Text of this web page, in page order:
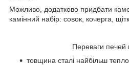
Можливо, додатково придбати
камінний набір: совок, кочерга,
Переваги печей
товщина сталі найбільш